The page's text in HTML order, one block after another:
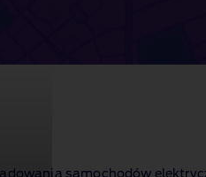
samochodów